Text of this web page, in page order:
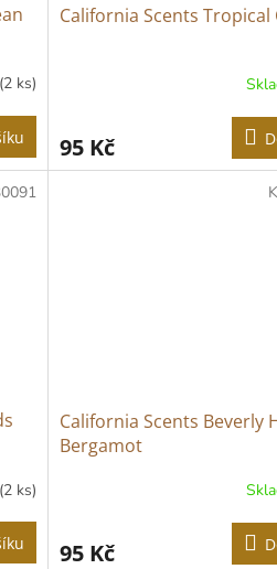
(2 ks)
California Scents Tropical
95 Kč
(2 ks)
California Scents Beverly
Bergamot
95 Kč